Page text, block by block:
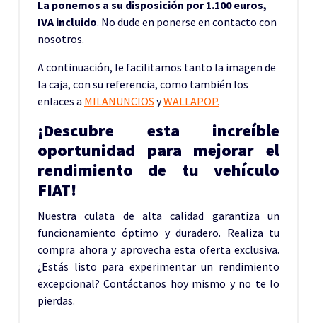
La ponemos a su disposición por 1.100 euros,
IVA incluido. No dude en ponerse en contacto con
nosotros.
A continuación, le facilitamos tanto la imagen de
la caja, con su referencia, como también los
enlaces a MILANUNCIOS yWALLAPOP.
¡Descubre esta increíble
oportunidad para mejorar el
rendimiento de tu vehículo
FIAT!
Nuestra culata de alta calidad garantiza un
funcionamiento óptimo y duradero. Realiza tu
compra ahora y aprovecha esta oferta exclusiva.
¿Estás listo para experimentar un rendimiento
excepcional? Contáctanos hoy mismo y no te lo
pierdas.